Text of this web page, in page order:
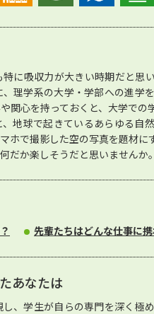
に吸収力が大きい時期だと思
理学系の大学・学部への進学
関心を持っておくと、大学での
地球で起きているあらゆる自
ホで撮影した空の写真を題材に
だか楽しそうだと思いませんか。
先輩たちはどんな仕事に
あなたは
、学生が自らの専門を深く極